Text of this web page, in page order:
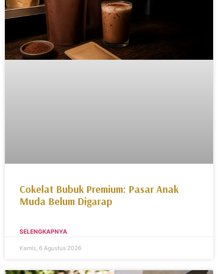
Cokelat Bubuk Premium: Pasar Anak
Muda Belum Digarap
SELENGKAPNYA
Kamis, 6 Agustus 2026